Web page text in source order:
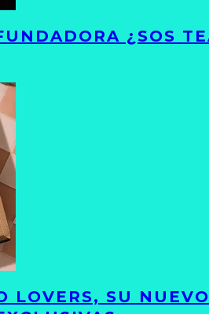
¿SOS
LOVERS, SU